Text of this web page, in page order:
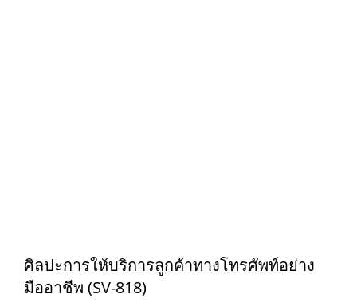
ศิลปะการให้บริการลูกค้าทางโทรศัพท์อย่าง
มืออาชีพ (SV-818)